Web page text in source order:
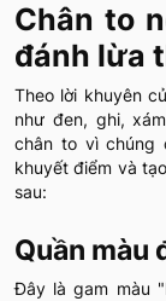
Chân to
đánh lừa
Theo lời khuyên
như đen, ghi,
chân to vì chúng
khuyết điểm và
sau:
Quần màu
Đây là gam màu